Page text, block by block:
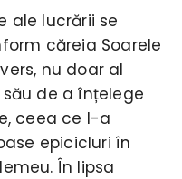
ale lucrării se
căreia Soarele
nu doar al
său de a înțelege
ceea ce l-a
epicicluri în
În lipsa